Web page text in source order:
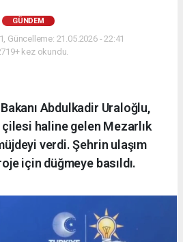
GÜNDEM
Güncelleme: 21.05.2026 - 22:41
kez okundu.
Abdulkadir Uraloğlu,
haline gelen Mezarlık
verdi. Şehrin ulaşım
için düğmeye basıldı.